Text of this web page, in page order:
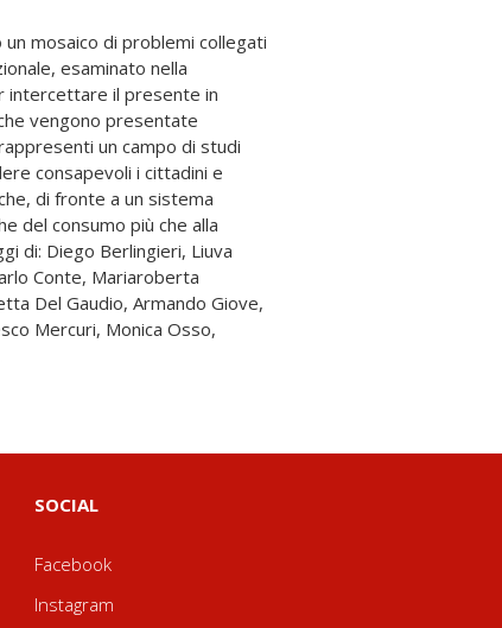
SOCIAL
Facebook
Instagram